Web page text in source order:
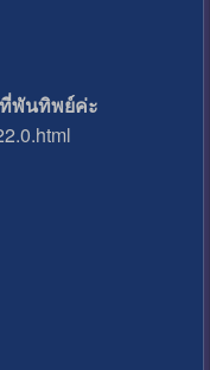
พันทิพย์ค่ะ